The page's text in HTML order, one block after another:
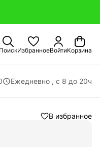
ПоискИзбранноеВойтиКорзина
Ежедневно , с 8 до 20ч
В избранное